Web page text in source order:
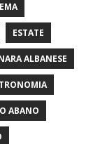
ESTATE
ALBANESE
ABANO